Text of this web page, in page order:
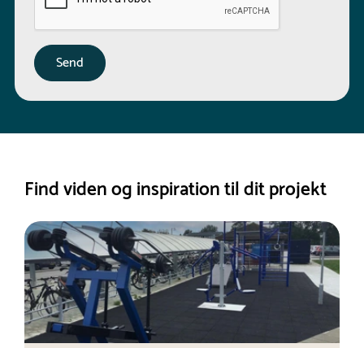
Find viden og inspiration til dit projekt